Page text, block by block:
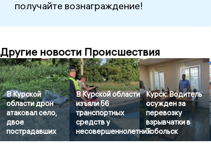
получайте вознаграждение!
Другие новости Происшествия
В Курской
области дрон
атаковал село,
двое
пострадавших
В Курской области
изъяли 56
транспортных
средств у
несовершеннолетних
Курск: Водитель
осужден за
перевозку
взрывчатки в
Тобольск